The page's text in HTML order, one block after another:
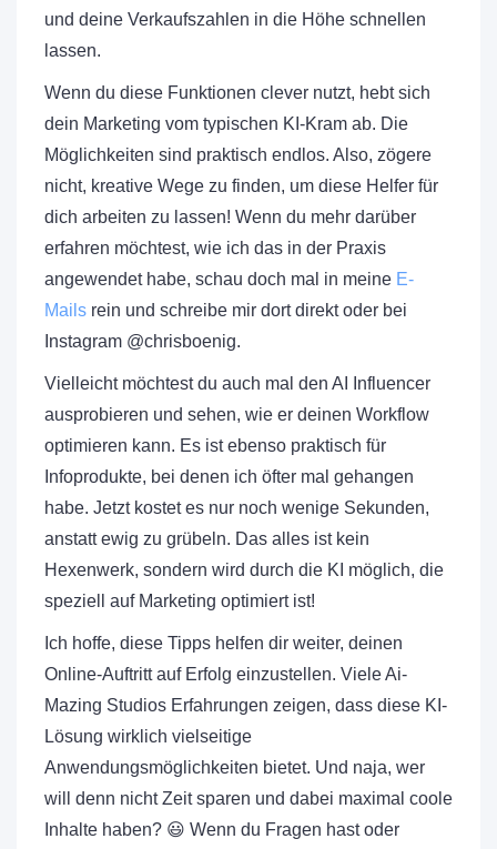
und deine Verkaufszahlen in die Höhe schnellen
lassen.
Wenn du diese Funktionen clever nutzt, hebt sich
dein Marketing vom typischen KI-Kram ab. Die
Möglichkeiten sind praktisch endlos. Also, zögere
nicht, kreative Wege zu finden, um diese Helfer für
dich arbeiten zu lassen! Wenn du mehr darüber
erfahren möchtest, wie ich das in der Praxis
angewendet habe, schau doch mal in meine E-
Mails rein und schreibe mir dort direkt oder bei
Instagram @chrisboenig.
Vielleicht möchtest du auch mal den AI Influencer
ausprobieren und sehen, wie er deinen Workflow
optimieren kann. Es ist ebenso praktisch für
Infoprodukte, bei denen ich öfter mal gehangen
habe. Jetzt kostet es nur noch wenige Sekunden,
anstatt ewig zu grübeln. Das alles ist kein
Hexenwerk, sondern wird durch die KI möglich, die
speziell auf Marketing optimiert ist!
Ich hoffe, diese Tipps helfen dir weiter, deinen
Online-Auftritt auf Erfolg einzustellen. Viele Ai-
Mazing Studios Erfahrungen zeigen, dass diese KI-
Lösung wirklich vielseitige
Anwendungsmöglichkeiten bietet. Und naja, wer
will denn nicht Zeit sparen und dabei maximal coole
Inhalte haben? 😃 Wenn du Fragen hast oder